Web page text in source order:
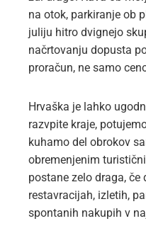
na otok, parkiranje ob
juliju hitro dvignejo
načrtovanju dopusta
proračun, ne samo
Hrvaška je lahko
razvpite kraje,
kuhamo del obrokov
obremenjenim
postane zelo draga, če
restavracijah, izletih,
spontanih nakupih v